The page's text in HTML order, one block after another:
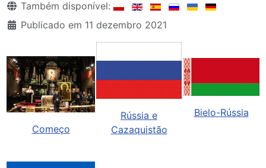
Detalhes
Também disponível:
Publicado em 11 dezembro 2021
Começo
Rússia e
Cazaquistão
Bielo-Rússia